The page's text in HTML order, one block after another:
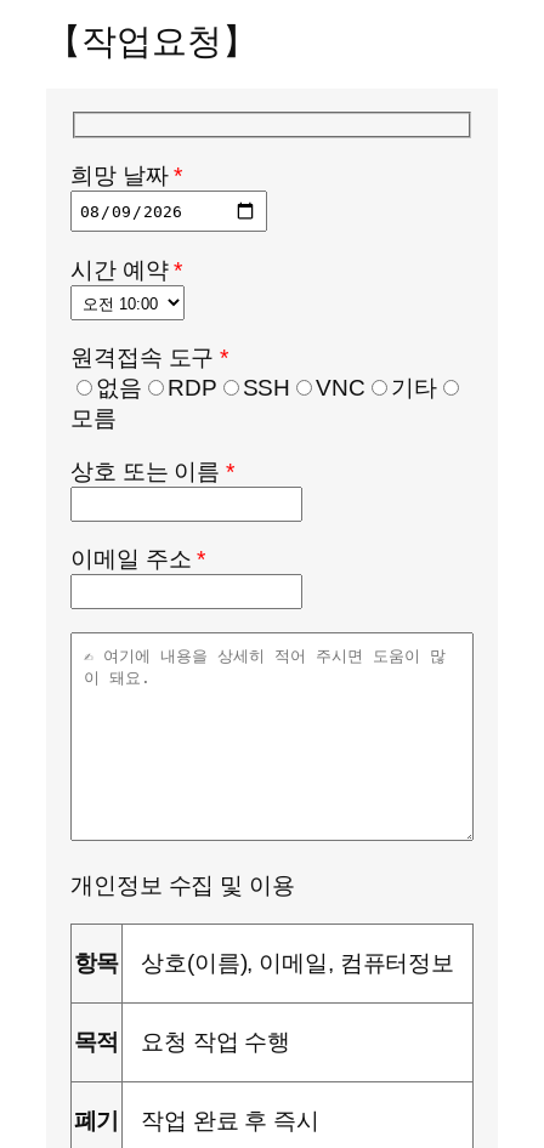
【작업요청】
희망 날짜*
시간 예약*
원격접속 도구*
없음
RDP SSH VNC
기타
모름
상호 또는 이름*
이메일 주소*
개인정보 수집 및 이용
항목 상호(이름), 이메일, 컴퓨터정보
목적 요청 작업 수행
폐기 작업 완료 후 즉시